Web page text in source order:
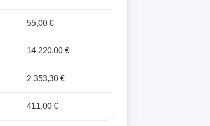
55,00 €
14 220,00 €
2 353,30 €
411,00 €